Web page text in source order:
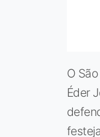
O
Éder